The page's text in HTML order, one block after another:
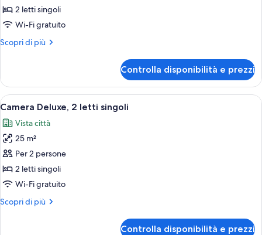
Camera
Deluxe,
letti
Sacré-
Coeur
view)
2 letti singoli
Wi-Fi gratuito
Scopri di più
Altri
Deluxe,
letti
(Paris
Sacré-
Coeur
view)
Controlla disponibilità e prezzi
Apri
tutte
le
foto
per
Camera
Deluxe,
letti
Camera d'albergo con due letti, una
7
Camera Deluxe, 2 letti singoli
Vista città
25 m²
Per 2 persone
2 letti singoli
Wi-Fi gratuito
Scopri di più
Altri
Controlla disponibilità e prezzi